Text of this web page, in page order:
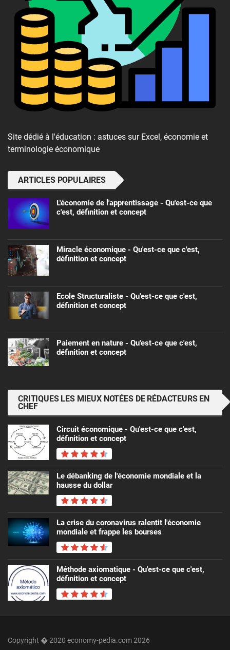
Site dédié à l'éducation : astuces sur Excel, économie et
terminologie économique
ARTICLES POPULAIRES
L'économie de l'apprentissage - Qu'est-ce que
c'est, définition et concept
Miracle économique - Qu'est-ce que c'est,
définition et concept
Ecole Structuraliste - Qu'est-ce que c'est,
définition et concept
Paiement en nature - Qu'est-ce que c'est,
définition et concept
CRITIQUES LES MIEUX NOTÉES DE RÉDACTEURS EN
CHEF
Circuit économique - Qu'est-ce que c'est,
définition et concept
Le débanking de l'économie mondiale et la
hausse du dollar
La crise du coronavirus ralentit l'économie
mondiale et frappe les bourses
Méthode axiomatique - Qu'est-ce que c'est,
définition et concept
Copyright � 2020 economy-pedia.com 2026